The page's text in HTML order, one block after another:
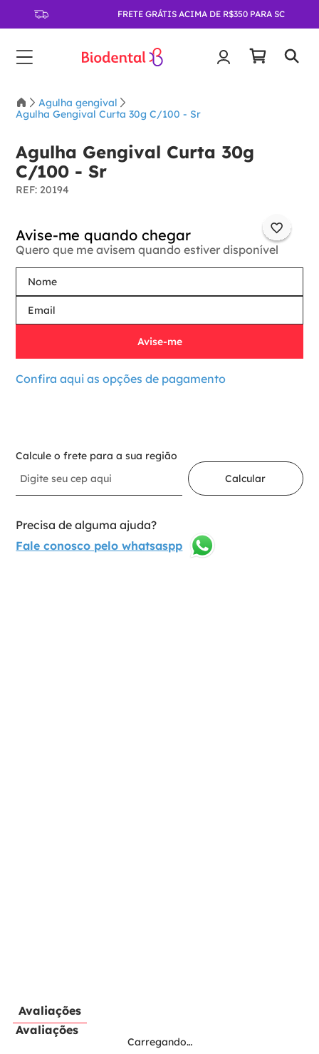
FRETE GRÁTIS ACIMA DE R$350 PARA SC
Agulha gengival
Agulha Gengival Curta 30g C/100 - Sr
Agulha Gengival Curta 30g
C/100 - Sr
: 20194
Quero que me avisem quando estiver disponível
Confira aqui as opções de pagamento
Calcule o frete para a sua região
Calcular
Precisa de alguma ajuda?
Fale conosco pelo whatsaspp
Avaliações
Avaliações
Carregando…